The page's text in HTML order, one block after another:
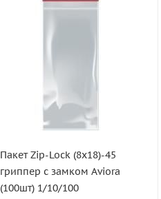
Пакет Zip-Lock (8х18)-45
гриппер с замком Aviora
(100шт) 1/10/100